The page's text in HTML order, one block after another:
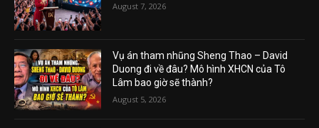
August 7, 2026
Vụ án tham nhũng Sheng Thao – David
Duong đi về đâu? Mô hình XHCN của Tô
Lâm bao giờ sẽ thành?
August 5, 2026